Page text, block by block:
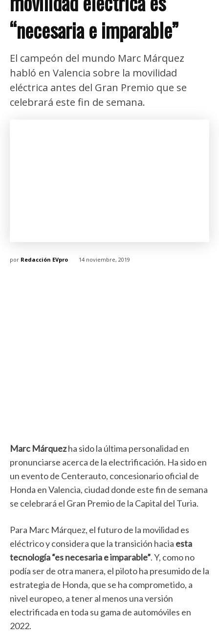
“necesaria e imparable”
El campeón del mundo Marc Márquez
habló en Valencia sobre la movilidad
eléctrica antes del Gran Premio que se
celebrará este fin de semana.
por Redacción EVpro 14 noviembre, 2019
Marc Márquezha sido la última personalidad en
pronunciarse acerca de la electrificación. Ha sido en
un evento de Centerauto, concesionario oficial de
Honda en Valencia, ciudad donde este fin de semana
se celebrará el Gran Premio de la Capital del Turia.
Para Marc Márquez, el futuro de la movilidad es
eléctrico y considera que la transición hacia esta
tecnología “es necesaria e imparable”. Y, como no
podía ser de otra manera, el piloto ha presumido de la
estrategia de Honda, que se ha comprometido, a
nivel europeo, a tener al menos una versión
electrificada en toda su gama de automóviles en
2022.